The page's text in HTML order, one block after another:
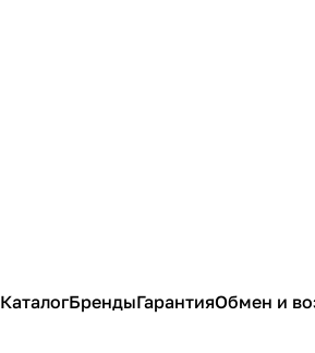
КаталогБрендыГарантияОбмен и